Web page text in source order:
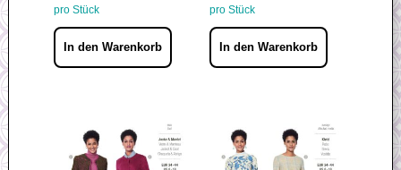
pro Stück
In den Warenkorb
pro Stück
In den Warenkorb